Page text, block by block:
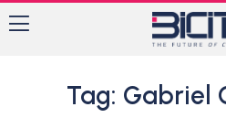
Tag: Gabriel